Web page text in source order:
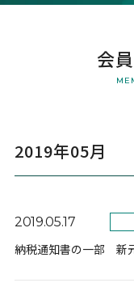
会
2019年05月
2019.05.17
納税通知書の一部 新